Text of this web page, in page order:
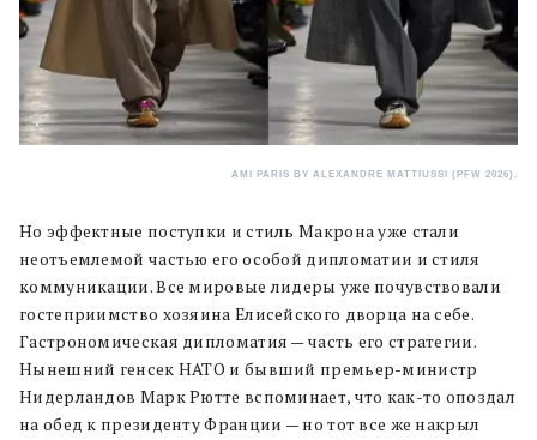
AMI PARIS BY ALEXANDRE MATTIUSSI (PFW 2026).
Но эффектные поступки и стиль Макрона уже стали
неотъемлемой частью его особой дипломатии и стиля
коммуникации. Все мировые лидеры уже почувствовали
гостеприимство хозяина Елисейского дворца на себе.
Гастрономическая дипломатия — часть его стратегии.
Нынешний генсек НАТО и бывший премьер-министр
Нидерландов Марк Рютте вспоминает, что как-то опоздал
на обед к президенту Франции — но тот все же накрыл